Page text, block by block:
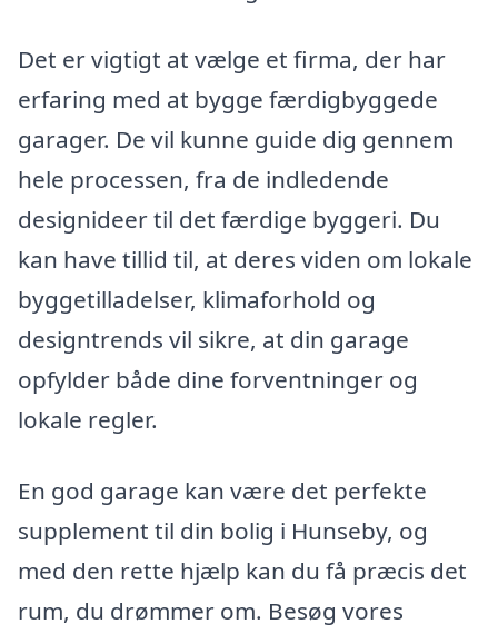
Det er vigtigt at vælge et firma, der har
erfaring med at bygge færdigbyggede
garager. De vil kunne guide dig gennem
hele processen, fra de indledende
designideer til det færdige byggeri. Du
kan have tillid til, at deres viden om lokale
byggetilladelser, klimaforhold og
designtrends vil sikre, at din garage
opfylder både dine forventninger og
lokale regler.
En god garage kan være det perfekte
supplement til din bolig i Hunseby, og
med den rette hjælp kan du få præcis det
rum, du drømmer om. Besøg vores